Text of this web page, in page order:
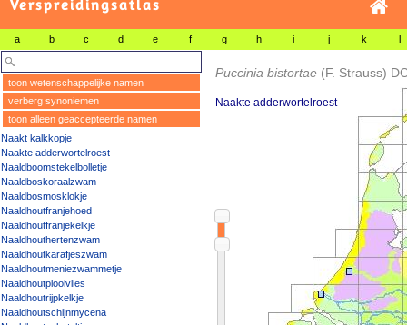
Verspreidingsatlas
a b c d e f g h i j k l
toon wetenschappelijke namen
verberg synoniemen
toon alleen geaccepteerde namen
Naakt kalkkopje
Naakte adderwortelroest
Naaldboomstekelbolletje
Naaldboskoraalzwam
Naaldbosmosklokje
Naaldhoutfranjehoed
Naaldhoutfranjekelkje
Naaldhouthertenzwam
Naaldhoutkarafjeszwam
Naaldhoutmeniezwammetje
Naaldhoutplooivlies
Naaldhoutrijpkelkje
Naaldhoutschijnmycena
Puccinia bistortae (F. Strauss)
Naakte adderwortelroest